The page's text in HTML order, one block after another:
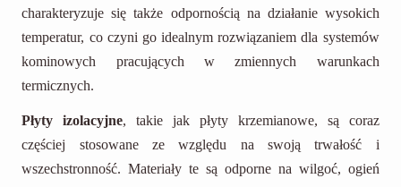
charakteryzuje się także odpornością na działanie wysokich
temperatur, co czyni go idealnym rozwiązaniem dla systemów
kominowych pracujących w zmiennych warunkach
termicznych.
Płyty izolacyjne, takie jak płyty krzemianowe, są coraz
częściej stosowane ze względu na swoją trwałość i
wszechstronność. Materiały te są odporne na wilgoć, ogień